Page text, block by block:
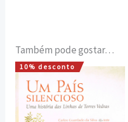
Também pode gostar…
10% desconto
O
preço
original
era:
O
preço
atual
é: